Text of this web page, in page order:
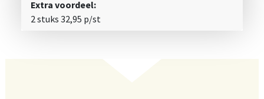
Extra voordeel:
2 stuks 32,95 p/st